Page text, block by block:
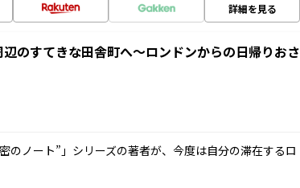
詳細を見る
のすてきな田舎町へ～ロンドンからの日帰りおさ
のノート”」シリーズの著者が、今度は自分の滞在するロ